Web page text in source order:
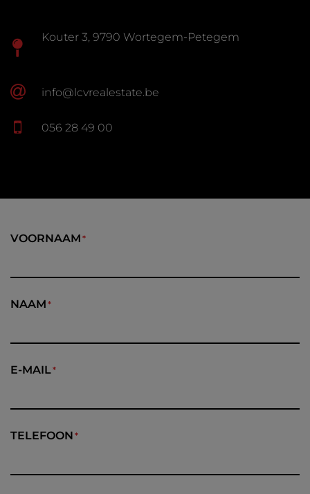
Kouter 3, 9790 Wortegem-Petegem
info@lcvrealestate.be
056 28 49 00
VOORNAAM
NAAM
E-MAIL
TELEFOON